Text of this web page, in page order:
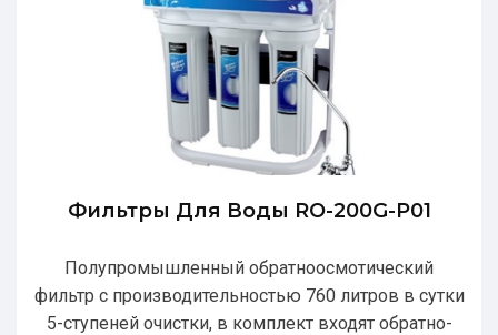
Фильтры Для Воды RO-200G-P01
Полупромышленный обратноосмотический
фильтр с производительностью 760 литров в сутки
5-ступеней очистки, в комплект входят обратно-